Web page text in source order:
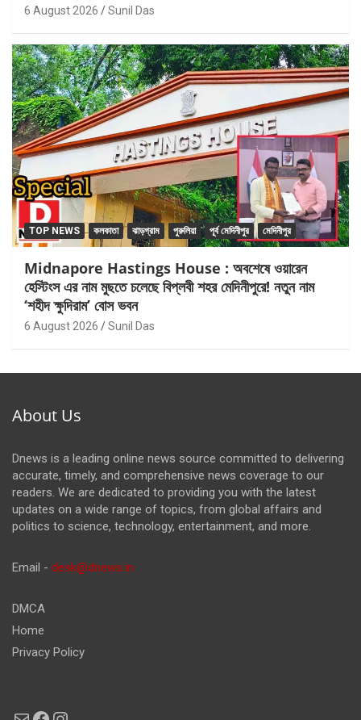
6 August 2026 Sunil Das
TOP NEWS কলকাতা ঝাড়গ্রাম পুরুলিয়া পূর্ব মেদিনীপুর মেদিনীপুর
Midnapore Hastings House : অবশেষে ওয়ারেন
হেস্টিংস এর নাম মুছতে চলেছে বিপ্লবী শহর মেদিনীপুরে! নতুন নাম
‘শহীদ ক্ষুদিরাম’ বোস ভবন
6 August 2026 Sunil Das
About Us
Dnews is a leading online news source committed to delivering
accurate, timely, and comprehensive news coverage to our
readers. We are dedicated to providing you with the latest
updates on a wide range of topics, from global affairs and
politics to science, technology, entertainment, and more.
Email - desk@dnews.in
DMCA
Home
Privacy Policy